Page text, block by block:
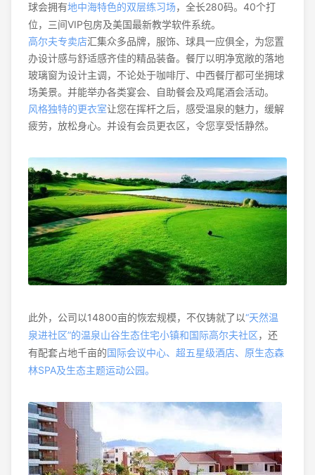
球会拥有地中海特色的双层练习场，全长280码。40个打
位，三间VIP包房及美国最新教学软件系统。
高尔夫专卖店汇集众多品牌，服饰、球具一应俱全，为您置
办设计感与舒适感齐佳的精品装备。餐厅以明净宽敞的落地
玻璃窗为设计主调，不论处于咖啡厅、中西餐厅都可坐拥球
场美景。并能举办各类宴会、自助餐会及鸡尾酒会活动。
风格独特的更衣室让您在挥杆之后，感受温泉的魅力，缓解
疲劳，放松身心。并设有会员更衣区，令您享受恬静然。
此外，公司以14800亩的恢宏规模，不仅铸就了以“天然温
泉进社区”的温泉山谷生态住宅小镇和国际高尔夫社区，还
有配套占地千亩的国际会议中心、超五星级酒店、原生态森
林SPA及生态主题运动公园。